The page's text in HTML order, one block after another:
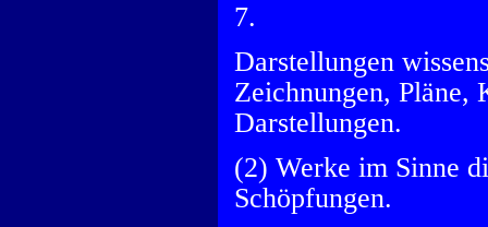
7.
Darstellungen
Zeichnungen, Pläne,
Darstellungen.
(2) Werke im Sinne
Schöpfungen.